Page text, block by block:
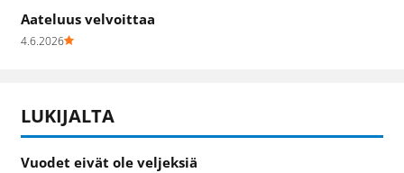
Aateluus velvoittaa
4.6.2026
LUKIJALTA
Vuodet eivät ole veljeksiä